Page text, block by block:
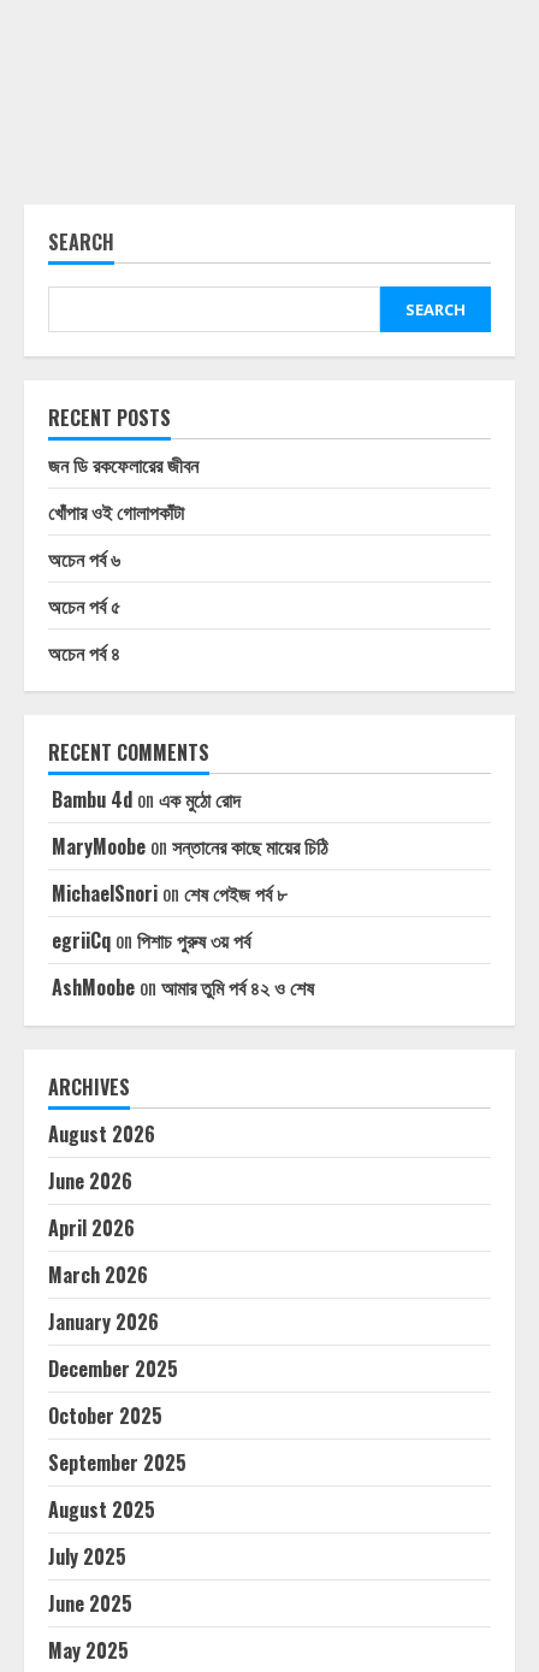
SEARCH
SEARCH
RECENT POSTS
জন ডি রকফেলারের জীবন
খোঁপার ওই গোলাপকাঁটা
অচেন পর্ব ৬
অচেন পর্ব ৫
অচেন পর্ব ৪
RECENT COMMENTS
Bambu 4d on এক মুঠো রোদ
MaryMoobe on সন্তানের কাছে মায়ের চিঠি
MichaelSnori on শেষ পেইজ পর্ব ৮
egriiCq on পিশাচ পুরুষ ৩য় পর্ব
AshMoobe on আমার তুমি পর্ব ৪২ ও শেষ
ARCHIVES
August 2026
June 2026
April 2026
March 2026
January 2026
December 2025
October 2025
September 2025
August 2025
July 2025
June 2025
May 2025